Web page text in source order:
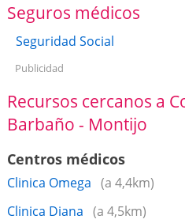
Seguros médicos
Seguridad Social
Publicidad
Recursos cercanos a
Barbaño - Montijo
Centros médicos
Clinica Omega (a 4,4km)
Clinica Diana (a 4,5km)